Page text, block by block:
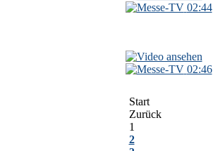
02:44
02:46
Start
Zurück
1
2